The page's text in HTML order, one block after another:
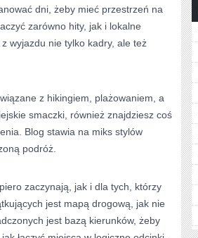
dni, żeby mieć przestrzeń na
zarówno hity, jak i lokalne
wyjazdu nie tylko kadry, ale też
z hikingiem, plażowaniem, a
smaczki, również znajdziesz coś
Blog stawia na miks stylów
podróż.
zaczynają, jak i dla tych, którzy
jest mapą drogową, jak nie
jest bazą kierunków, żeby